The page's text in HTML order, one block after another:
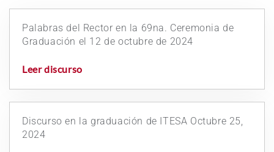
Palabras del Rector en la 69na. Ceremonia de
Graduación el 12 de octubre de 2024
Leer discurso
Discurso en la graduación de ITESA Octubre 25,
2024